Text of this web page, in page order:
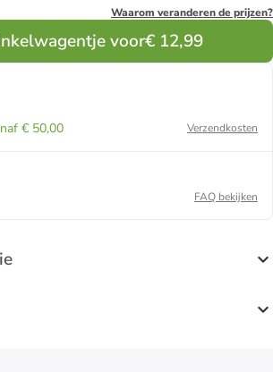
Waarom veranderen de prijzen?
voor€ 12,99
€ 50,00
Verzendkosten
FAQ bekijken